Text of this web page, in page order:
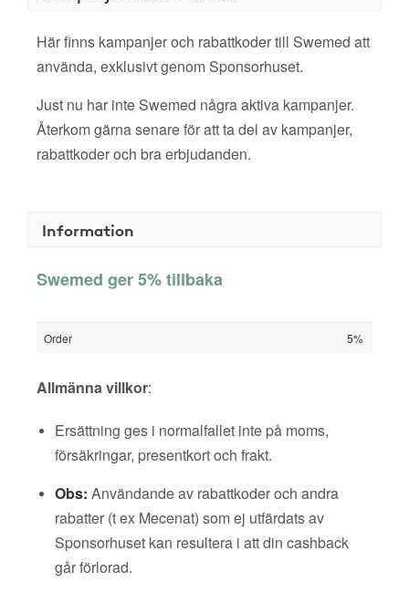
Här finns kampanjer och rabattkoder till Swemed att
använda, exklusivt genom Sponsorhuset.
Just nu har inte Swemed några aktiva kampanjer.
Återkom gärna senare för att ta del av kampanjer,
rabattkoder och bra erbjudanden.
Information
Swemed ger 5% tillbaka
Order 5%
Allmänna villkor:
Ersättning ges i normalfallet inte på moms,
försäkringar, presentkort och frakt.
Obs: Användande av rabattkoder och andra
rabatter (t ex Mecenat) som ej utfärdats av
Sponsorhuset kan resultera i att din cashback
går förlorad.